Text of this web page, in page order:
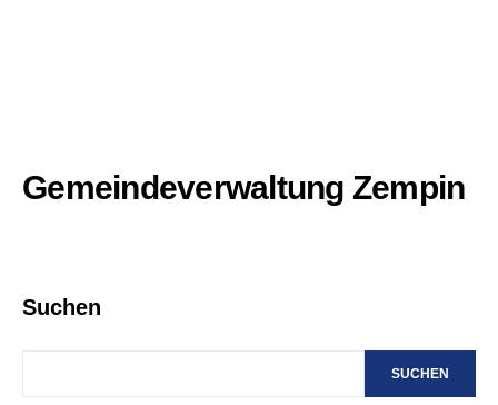
Gemeindeverwaltung Zempin
Suchen
SUCHEN